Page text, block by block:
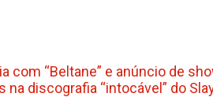
“Beltane” e anúncio de
discografia “intocável” do